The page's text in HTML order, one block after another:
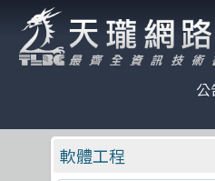
公
天瓏門市春節營業公告
※電子發票使用說明※
天瓏日｜滿千折百
AI Coding
Machine Learning
全部分類
嵌入式系統
碁峰資訊
歐萊禮
電子開發板
HITCON軟體工程